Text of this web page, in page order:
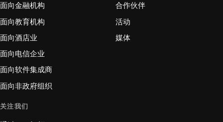
面向金融机构
面向教育机构
面向酒店业
面向电信企业
面向软件集成商
面向非政府组织
合作伙伴
活动
媒体
关注我们